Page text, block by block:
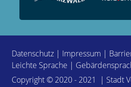
Datenschutz | Impressum |
Leichte Sprache |
Copyright © 2020 - 2021 | Stadt